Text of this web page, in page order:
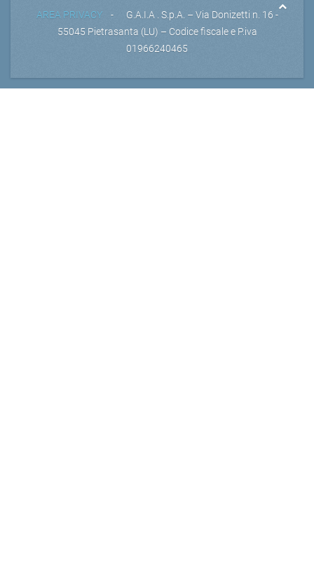
AREA PRIVACY- G.A.I.A . S.p.A. – Via Donizetti n. 16 -
55045 Pietrasanta (LU) – Codice fiscale e P.iva
01966240465